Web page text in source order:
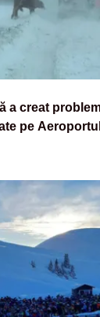
a creat
pe